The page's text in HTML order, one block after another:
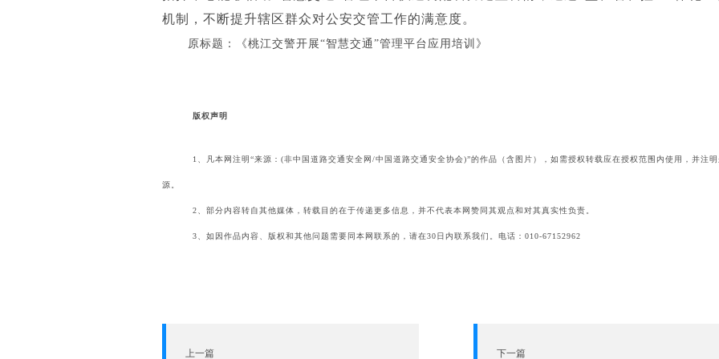
机制，不断提升辖区群众对公安交管工作的满意度。
原标题：《桃江交警开展“智慧交通”管理平台应用培训》
版权声明
1、凡本网注明“来源：(非中国道路交通安全网/中国道路交通安全协会)”的作品（含图片），如需授权转载应在授权范围内使用，并注
源。
2、部分内容转自其他媒体，转载目的在于传递更多信息，并不代表本网赞同其观点和对其真实性负责。
3、如因作品内容、版权和其他问题需要同本网联系的，请在30日内联系我们。电话：010-67152962
上一篇 下一篇